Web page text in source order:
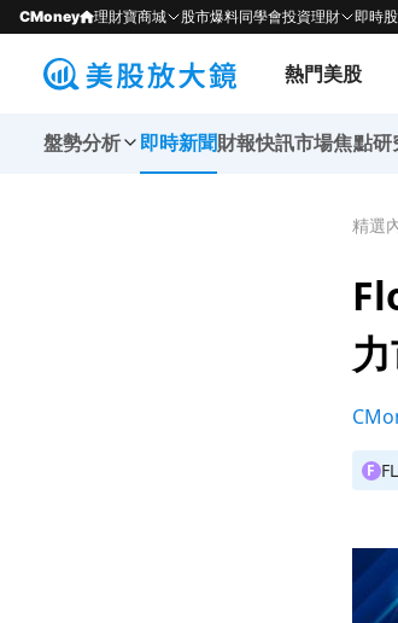
CMoney 理財寶商城 股市爆料同學會投資理財 即時
熱門美股
盤勢分析 即時新聞財報快訊市場焦點研
精選
F